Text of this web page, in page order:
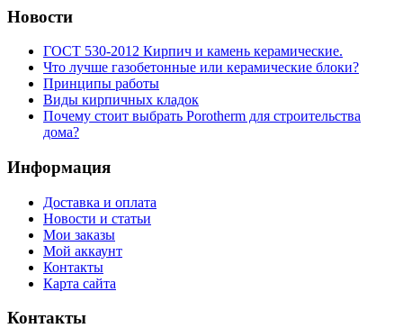
Новости
ГОСТ 530-2012 Кирпич и камень керамические.
Что лучше газобетонные или керамические блоки?
Принципы работы
Виды кирпичных кладок
Почему стоит выбрать Porotherm для строительства
дома?
Информация
Доставка и оплата
Новости и статьи
Мои заказы
Мой аккаунт
Контакты
Карта сайта
Контакты